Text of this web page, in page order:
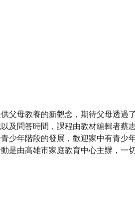
父母教養的新觀念，期待父母透過
及問答時間，課程由教材編輯者蔡
少年階段的發展，歡迎家中有青少
是由高雄市家庭教育中心主辦，一